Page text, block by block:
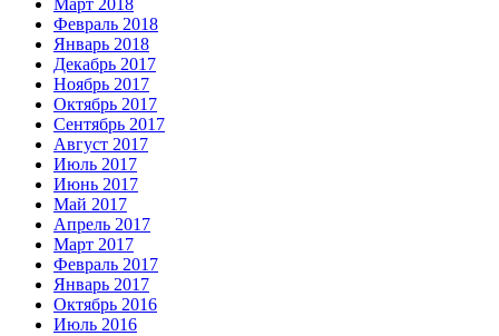
Март 2018
Февраль 2018
Январь 2018
Декабрь 2017
Ноябрь 2017
Октябрь 2017
Сентябрь 2017
Август 2017
Июль 2017
Июнь 2017
Май 2017
Апрель 2017
Март 2017
Февраль 2017
Январь 2017
Октябрь 2016
Июль 2016